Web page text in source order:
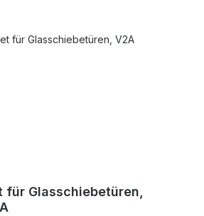
für Glasschiebetüren,